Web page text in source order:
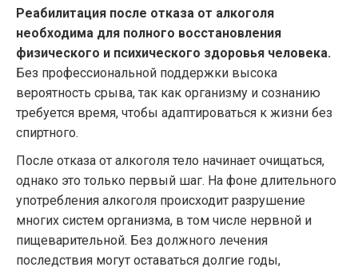
Реабилитация после отказа от алкоголя
необходима для полного восстановления
физического и психического здоровья человека.
Без профессиональной поддержки высока
вероятность срыва, так как организму и сознанию
требуется время, чтобы адаптироваться к жизни без
спиртного.
После отказа от алкоголя тело начинает очищаться,
однако это только первый шаг. На фоне длительного
употребления алкоголя происходит разрушение
многих систем организма, в том числе нервной и
пищеварительной. Без должного лечения
последствия могут оставаться долгие годы,